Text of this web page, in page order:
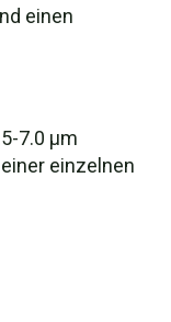
einen
7.0 µm
einzelnen